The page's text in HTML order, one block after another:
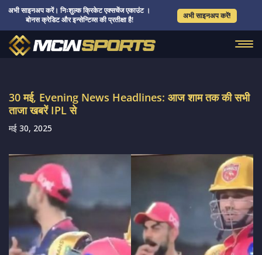
अभी साइनअप करें। निःशुल्क क्रिकेट एक्सचेंज एकाउंट ।
बोनस क्रेडिट और इन्सेन्टिव्स की प्रतीक्षा है!
अभी साइनअप करें!
30 मई, Evening News Headlines: आज शाम तक की सभी
ताजा खबरें IPL से
मई 30, 2025